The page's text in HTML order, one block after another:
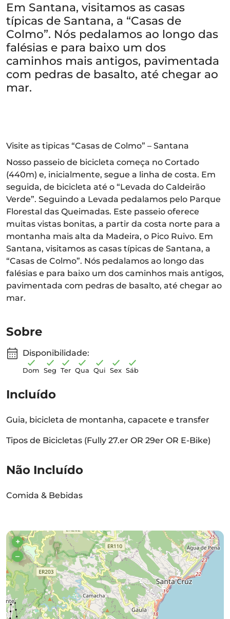
Em Santana, visitamos as casas
típicas de Santana, a “Casas de
Colmo”. Nós pedalamos ao longo das
falésias e para baixo um dos
caminhos mais antigos, pavimentada
com pedras de basalto, até chegar ao
mar.
Visite as tipicas “Casas de Colmo” – Santana
Nosso passeio de bicicleta começa no Cortado
(440m) e, inicialmente, segue a linha de costa. Em
seguida, de bicicleta até o “Levada do Caldeirão
Verde”. Seguindo a Levada pedalamos pelo Parque
Florestal das Queimadas. Este passeio oferece
muitas vistas bonitas, a partir da costa norte para a
montanha mais alta da Madeira, o Pico Ruivo. Em
Santana, visitamos as casas típicas de Santana, a
“Casas de Colmo”. Nós pedalamos ao longo das
falésias e para baixo um dos caminhos mais antigos,
pavimentada com pedras de basalto, até chegar ao
mar.
Sobre
Disponibilidade:
Dom Seg Ter Qua Qui Sex Sáb
Incluído
Guia, bicicleta de montanha, capacete e transfer
Tipos de Bicicletas (Fully 27.er OR 29er OR E-Bike)
Não Incluído
Comida & Bebidas
+
–